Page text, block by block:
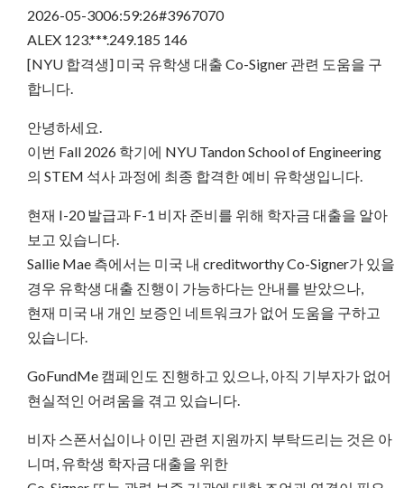
2026-05-3006:59:26#3967070
ALEX 123.***.249.185 146
[NYU 합격생] 미국 유학생 대출 Co-Signer 관련 도움을 구
합니다.
안녕하세요.
이번 Fall 2026 학기에 NYU Tandon School of Engineering
의 STEM 석사 과정에 최종 합격한 예비 유학생입니다.
현재 I-20 발급과 F-1 비자 준비를 위해 학자금 대출을 알아
보고 있습니다.
Sallie Mae 측에서는 미국 내 creditworthy Co-Signer가 있을
경우 유학생 대출 진행이 가능하다는 안내를 받았으나,
현재 미국 내 개인 보증인 네트워크가 없어 도움을 구하고
있습니다.
GoFundMe 캠페인도 진행하고 있으나, 아직 기부자가 없어
현실적인 어려움을 겪고 있습니다.
비자 스폰서십이나 이민 관련 지원까지 부탁드리는 것은 아
니며, 유학생 학자금 대출을 위한